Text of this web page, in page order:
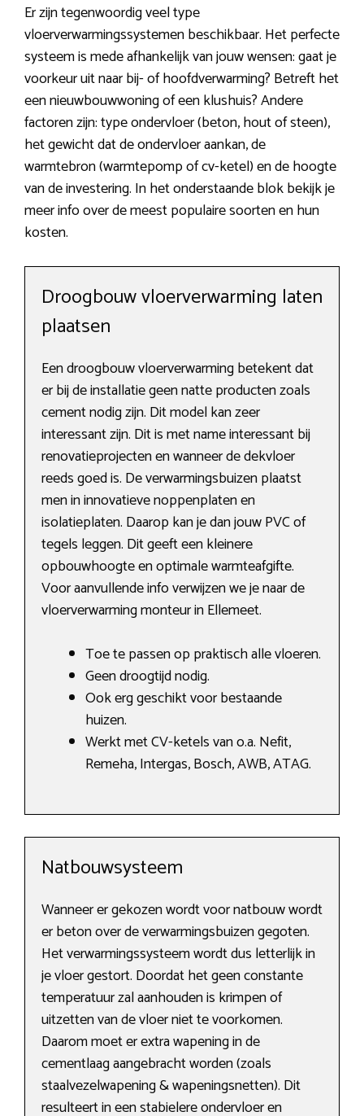
Er zijn tegenwoordig veel type
vloerverwarmingssystemen beschikbaar. Het perfecte
systeem is mede afhankelijk van jouw wensen: gaat je
voorkeur uit naar bij- of hoofdverwarming? Betreft het
een nieuwbouwwoning of een klushuis? Andere
factoren zijn: type ondervloer (beton, hout of steen),
het gewicht dat de ondervloer aankan, de
warmtebron (warmtepomp of cv-ketel) en de hoogte
van de investering. In het onderstaande blok bekijk je
meer info over de meest populaire soorten en hun
kosten.
Droogbouw vloerverwarming laten
plaatsen
Een droogbouw vloerverwarming betekent dat
er bij de installatie geen natte producten zoals
cement nodig zijn. Dit model kan zeer
interessant zijn. Dit is met name interessant bij
renovatieprojecten en wanneer de dekvloer
reeds goed is. De verwarmingsbuizen plaatst
men in innovatieve noppenplaten en
isolatieplaten. Daarop kan je dan jouw PVC of
tegels leggen. Dit geeft een kleinere
opbouwhoogte en optimale warmteafgifte.
Voor aanvullende info verwijzen we je naar de
vloerverwarming monteur in Ellemeet.
Toe te passen op praktisch alle vloeren.
Geen droogtijd nodig.
Ook erg geschikt voor bestaande
huizen.
Werkt met CV-ketels van o.a. Nefit,
Remeha, Intergas, Bosch, AWB, ATAG.
Natbouwsysteem
Wanneer er gekozen wordt voor natbouw wordt
er beton over de verwarmingsbuizen gegoten.
Het verwarmingssysteem wordt dus letterlijk in
je vloer gestort. Doordat het geen constante
temperatuur zal aanhouden is krimpen of
uitzetten van de vloer niet te voorkomen.
Daarom moet er extra wapening in de
cementlaag aangebracht worden (zoals
staalvezelwapening & wapeningsnetten). Dit
resulteert in een stabielere ondervloer en